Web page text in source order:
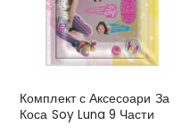
Комплект с Аксесоари За
Коса Soy Luna 9 Части